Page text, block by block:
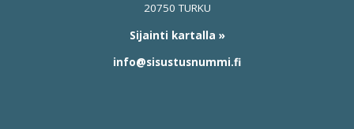
20750 TURKU
Sijainti kartalla »
info@sisustusnummi.fi